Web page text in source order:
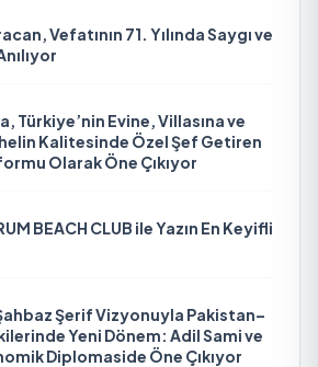
Vefatının 71. Yılında Saygı ve
Türkiye’nin Evine, Villasına ve
Kalitesinde Özel Şef Getiren
Olarak Öne Çıkıyor
BEACH CLUB ile Yazın En Keyifli
Şerif Vizyonuyla Pakistan–
Yeni Dönem: Adil Sami ve
Diplomaside Öne Çıkıyor